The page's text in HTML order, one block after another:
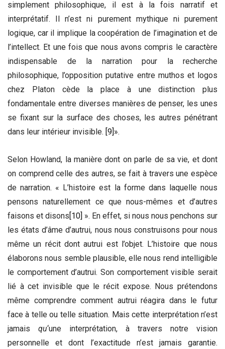
simplement philosophique, il est à la fois narratif et
interprétatif. Il n’est ni purement mythique ni purement
logique, car il implique la coopération de l’imagination et de
l’intellect. Et une fois que nous avons compris le caractère
indispensable de la narration pour la recherche
philosophique, l’opposition putative entre muthos et logos
chez Platon cède la place à une distinction plus
fondamentale entre diverses manières de penser, les unes
se fixant sur la surface des choses, les autres pénétrant
dans leur intérieur invisible. [9]».
Selon Howland, la manière dont on parle de sa vie, et dont
on comprend celle des autres, se fait à travers une espèce
de narration. « L’histoire est la forme dans laquelle nous
pensons naturellement ce que nous-mêmes et d’autres
faisons et disons[10] ». En effet, si nous nous penchons sur
les états d’âme d’autrui, nous nous construisons pour nous
même un récit dont autrui est l’objet. L’histoire que nous
élaborons nous semble plausible, elle nous rend intelligible
le comportement d’autrui. Son comportement visible serait
lié à cet invisible que le récit expose. Nous prétendons
même comprendre comment autrui réagira dans le futur
face à telle ou telle situation. Mais cette interprétation n’est
jamais qu‘une interprétation, à travers notre vision
personnelle et dont l’exactitude n’est jamais garantie.